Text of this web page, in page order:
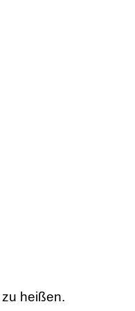
heißen.